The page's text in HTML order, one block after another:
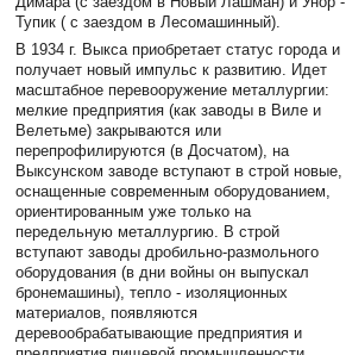
Тупик ( с заездом в Лесомашинный).
В 1934 г. Выкса приобретает статус города и
получает новый импульс к развитию. Идет
масштабное перевооружение металлургии:
мелкие предприятия (как заводы в Виле и
Велетьме) закрываются или
перепрофилируются (в Досчатом), на
Выксунском заводе вступают в строй новые,
оснащенные современным оборудованием,
ориентированным уже только на
передельную металлургию. В строй
вступают заводы дробильно-размольного
оборудования (в дни войны он выпускал
бронемашины), тепло - изоляционных
материалов, появляются
деревообрабатывающие предприятия и